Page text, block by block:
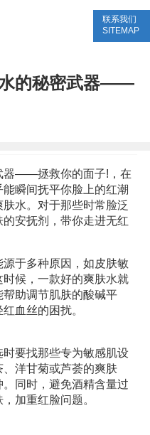
联系我们
SITEMAP
的秘密武器——
器——拯救你的面子!，在
瞬间抚平你脸上的红潮
水。对于那些时常脸泛
安抚剂，带你走进无红
于多种原因，如皮肤敏
候，一款好的爽肤水就
助调节肌肤的酸碱平
血丝的困扰。
要找那些专为敏感肌设
洋甘菊或芦荟的爽肤
同时，避免酒精含量过
加重红脸问题。